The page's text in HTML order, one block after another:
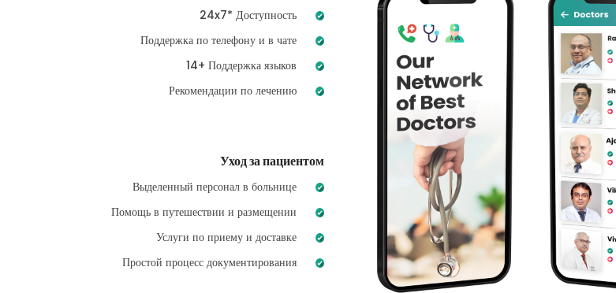
24x7* Доступность
Поддержка по телефону и в чате
14+ Поддержка языков
Рекомендации по лечению
Уход за пациентом
Выделенный персонал в больнице
Помощь в путешествии и размещении
Услуги по приему и доставке
Простой процесс документирования